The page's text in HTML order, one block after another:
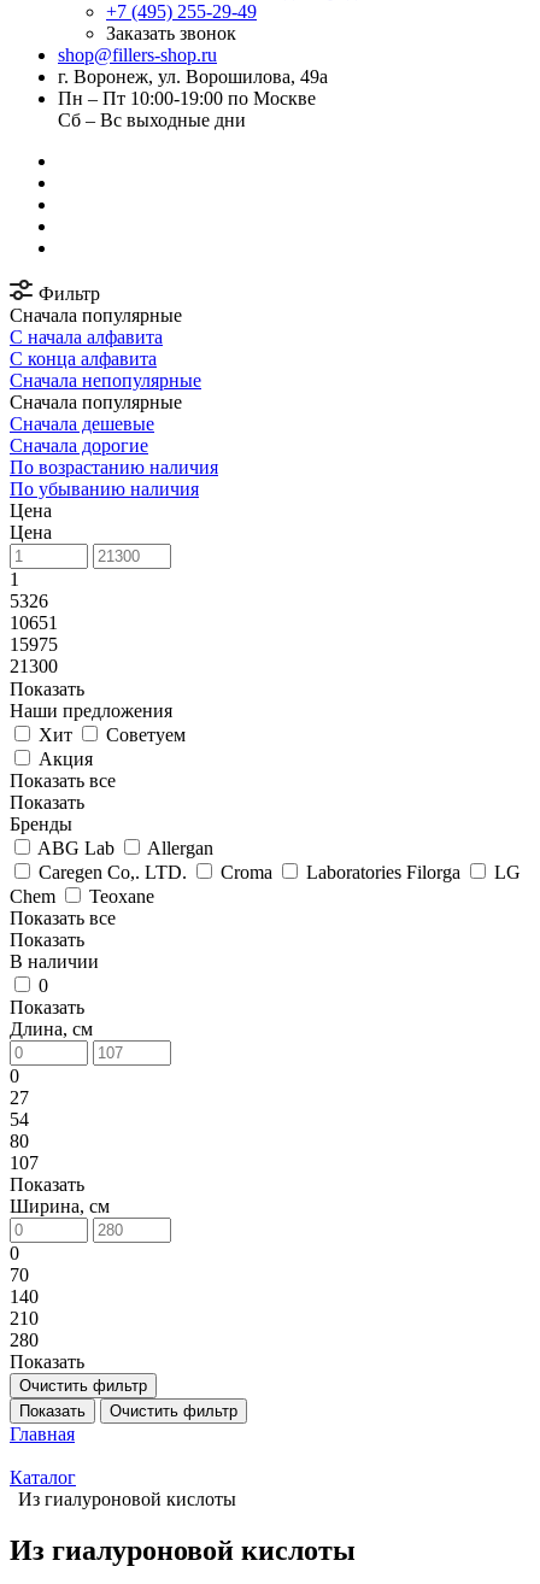
+7 (495) 255-29-49
Заказать звонок
shop@fillers-shop.ru
г. Воронеж, ул. Ворошилова, 49а
Пн – Пт 10:00-19:00 по Москве
Сб – Вс выходные дни
Фильтр
Сначала популярные
С начала алфавита
С конца алфавита
Сначала непопулярные
Сначала популярные
Сначала дешевые
Сначала дорогие
По возрастанию наличия
По убыванию наличия
Цена
Цена
1
5326
10651
15975
21300
Показать
Наши предложения
Хит
Советуем
Акция
Показать все
Показать
Бренды
ABG Lab
Allergan
Caregen Co,. LTD.
Croma Laboratories Filorga
LG
Chem
Teoxane
Показать все
Показать
В наличии
0
Показать
Длина, см
0
27
54
80
107
Показать
Ширина, см
0
70
140
210
280
Показать
Очистить фильтр
Показать
Очистить фильтр
Главная
Каталог
Из гиалуроновой кислоты
Из гиалуроновой кислоты